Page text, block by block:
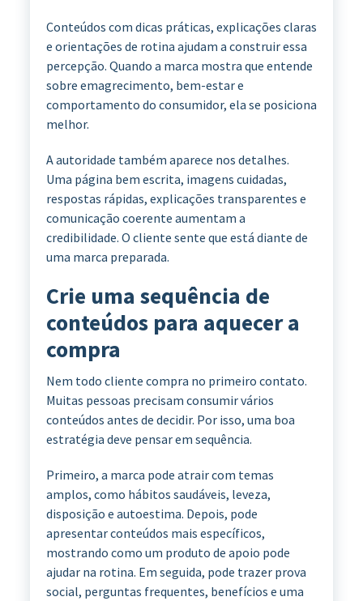
Conteúdos com dicas práticas, explicações claras
e orientações de rotina ajudam a construir essa
percepção. Quando a marca mostra que entende
sobre emagrecimento, bem-estar e
comportamento do consumidor, ela se posiciona
melhor.
A autoridade também aparece nos detalhes.
Uma página bem escrita, imagens cuidadas,
respostas rápidas, explicações transparentes e
comunicação coerente aumentam a
credibilidade. O cliente sente que está diante de
uma marca preparada.
Crie uma sequência de
conteúdos para aquecer a
compra
Nem todo cliente compra no primeiro contato.
Muitas pessoas precisam consumir vários
conteúdos antes de decidir. Por isso, uma boa
estratégia deve pensar em sequência.
Primeiro, a marca pode atrair com temas
amplos, como hábitos saudáveis, leveza,
disposição e autoestima. Depois, pode
apresentar conteúdos mais específicos,
mostrando como um produto de apoio pode
ajudar na rotina. Em seguida, pode trazer prova
social, perguntas frequentes, benefícios e uma